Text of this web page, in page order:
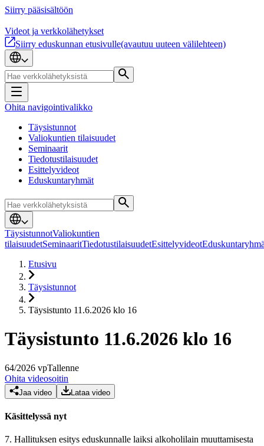
Siirry pääsisältöön
Videot ja verkkolähetykset
Siirry eduskunnan etusivulle(avautuu uuteen välilehteen)
Ohita navigointivalikko
Täysistunnot
Valiokuntien tilaisuudet
Seminaarit
Tiedotustilaisuudet
Esittelyvideot
Eduskuntaryhmät
TäysistunnotValiokuntien
tilaisuudetSeminaaritTiedotustilaisuudetEsittelyvideot
Etusivu
Täysistunnot
Täysistunto 11.6.2026 klo 16
Täysistunto 11.6.2026 klo 16
64/2026 vpTallenne
Ohita videosoitin
Jaa video Lataa video
Käsittelyssä nyt
7. Hallituksen esitys eduskunnalle laiksi alkoholilain muuttamisesta